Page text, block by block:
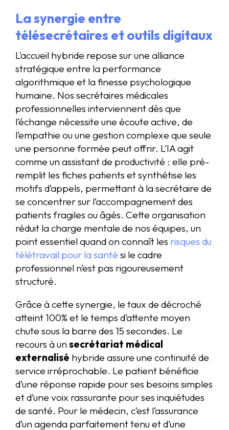
La synergie entre
télésecrétaires et outils digitaux
L’accueil hybride repose sur une alliance
stratégique entre la performance
algorithmique et la finesse psychologique
humaine. Nos secrétaires médicales
professionnelles interviennent dès que
l’échange nécessite une écoute active, de
l’empathie ou une gestion complexe que seule
une personne formée peut offrir. L’IA agit
comme un assistant de productivité : elle pré-
remplit les fiches patients et synthétise les
motifs d’appels, permettant à la secrétaire de
se concentrer sur l’accompagnement des
patients fragiles ou âgés. Cette organisation
réduit la charge mentale de nos équipes, un
point essentiel quand on connaît les risques du
télétravail pour la santé si le cadre
professionnel n’est pas rigoureusement
structuré.
Grâce à cette synergie, le taux de décroché
atteint 100% et le temps d’attente moyen
chute sous la barre des 15 secondes. Le
recours à unsecrétariat médical
externalisé hybride assure une continuité de
service irréprochable. Le patient bénéficie
d’une réponse rapide pour ses besoins simples
et d’une voix rassurante pour ses inquiétudes
de santé. Pour le médecin, c’est l’assurance
d’un agenda parfaitement tenu et d’une